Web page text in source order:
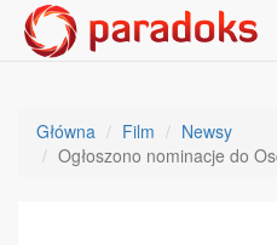
Główna Film
Newsy
Ogłoszono nominacje do